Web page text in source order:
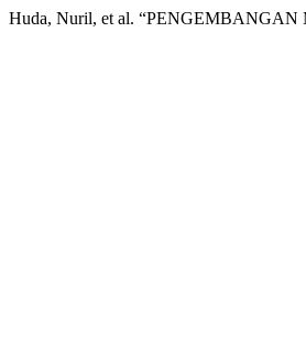
Huda, Nuril, et al.